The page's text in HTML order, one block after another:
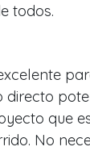
todos.
que
No